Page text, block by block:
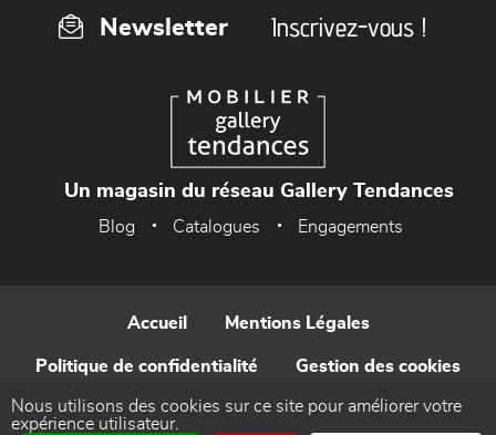
Newsletter Inscrivez-vous !
Un magasin du réseau Gallery Tendances
Blog Catalogues Engagements
Accueil Mentions Légales
Politique de confidentialité Gestion des cookies
Contact
Nous utilisons des cookies sur ce site pour améliorer votre
expérience utilisateur.